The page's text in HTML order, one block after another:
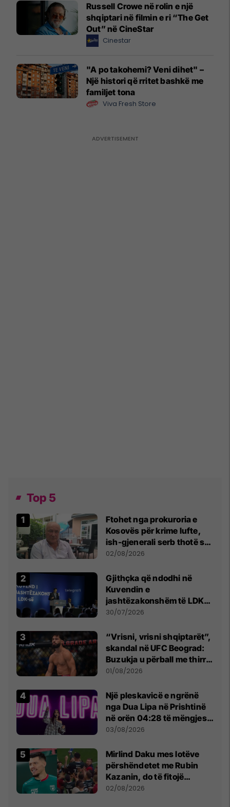
Russell Crowe në rolin e një
shqiptari në filmin e ri “The Get
Out” në CineStar
Cinestar
"A po takohemi? Veni dihet" –
Një histori që rritet bashkë me
familjet tona
Viva Fresh Store
Top 5
Ftohet nga prokuroria e
Kosovës për krime lufte,
ish-gjenerali serb thotë se
dikush e tradhtoi në
02/08/2026
Gjithçka që ndodhi në
Kuvendin e
jashtëzakonshëm të LDK-
së
30/07/2026
“Vrisni, vrisni shqiptarët”,
skandal në UFC Beograd:
Buzukja u përball me thirrje
anti-shqiptare nga
01/08/2026
Një pleskavicë e ngrënë
nga Dua Lipa në Prishtinë
në orën 04:28 të mëngjesit
- dhe bota digjitale serbe
03/08/2026
Mirlind Daku mes lotëve
përshëndetet me Rubin
Kazanin, do të fitojë
miliona te Spartak Moska
02/08/2026